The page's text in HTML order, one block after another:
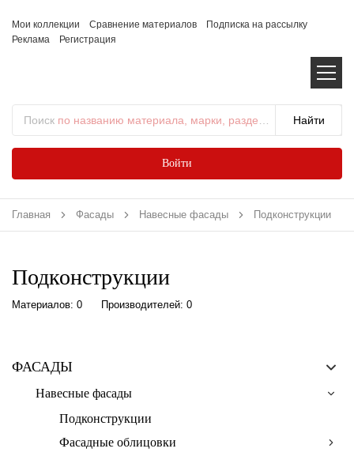
Мои коллекции Сравнение материалов
Подписка на рассылку
Реклама
Регистрация
Поиск по названию материала, марки, раздела...
Войти
Главная Фасады Навесные фасады Подконструкции
Подконструкции
Материалов: 0 Производителей: 0
ФАСАДЫ
Навесные фасады
Подконструкции
Фасадные облицовки